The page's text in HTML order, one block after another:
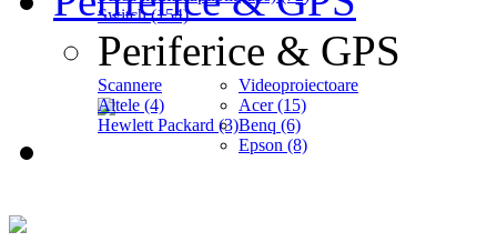
Switch (154)
Periferice & GPS
Scannere
Altele (4)
Hewlett Packard (3)
Videoproiectoare
Acer (15)
Benq (6)
Epson (8)